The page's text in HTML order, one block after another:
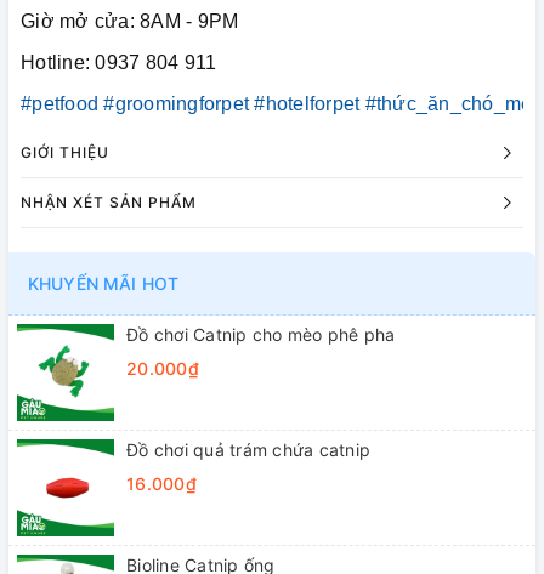
Giờ mở cửa: 8AM - 9PM
Hotline: 0937 804 911
#petfood #groomingforpet #hotelforpet #thức_ăn_chó_mèo
GIỚI THIỆU
NHẬN XÉT SẢN PHẨM
KHUYẾN MÃI HOT
Đồ chơi Catnip cho mèo phê pha
20.000₫
Đồ chơi quả trám chứa catnip
16.000₫
Bioline Catnip ống